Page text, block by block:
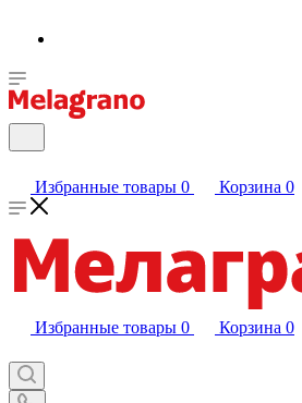
Избранные товары 0 Корзина 0
Избранные товары 0 Корзина 0